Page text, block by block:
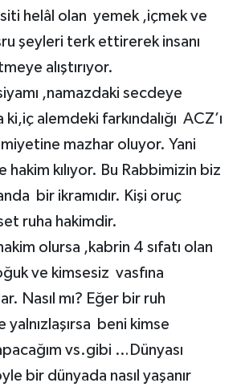
helâl olan yemek ,içmek ve
şeyleri terk ettirerek insanı
alıştırıyor.
,namazdaki secdeye
alemdeki farkındalığı ACZ’ı
mazhar oluyor. Yani
hakim kılıyor. Bu Rabbimizin biz
bir ikramıdır. Kişi oruç
ruha hakimdir.
olursa ,kabrin 4 sıfatı olan
ve kimsesiz vasfına
Nasıl mı? Eğer bir ruh
beni kimse
vs.gibi …Dünyası
bir dünyada nasıl yaşanır